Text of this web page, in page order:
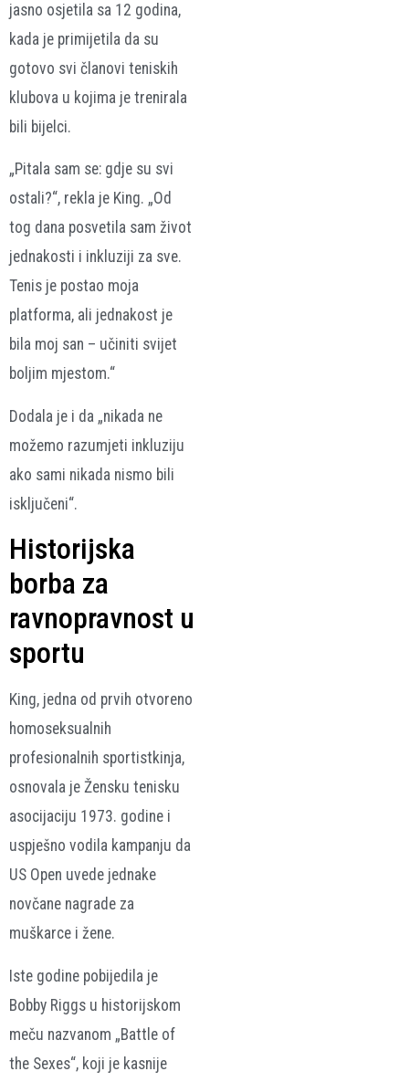
jasno osjetila sa 12 godina,
kada je primijetila da su
gotovo svi članovi teniskih
klubova u kojima je trenirala
bili bijelci.
„Pitala sam se: gdje su svi
ostali?“, rekla je King. „Od
tog dana posvetila sam život
jednakosti i inkluziji za sve.
Tenis je postao moja
platforma, ali jednakost je
bila moj san – učiniti svijet
boljim mjestom.“
Dodala je i da „nikada ne
možemo razumjeti inkluziju
ako sami nikada nismo bili
isključeni“.
Historijska
borba za
ravnopravnost u
sportu
King, jedna od prvih otvoreno
homoseksualnih
profesionalnih sportistkinja,
osnovala je Žensku tenisku
asocijaciju 1973. godine i
uspješno vodila kampanju da
US Open uvede jednake
novčane nagrade za
muškarce i žene.
Iste godine pobijedila je
Bobby Riggs u historijskom
meču nazvanom „Battle of
the Sexes“, koji je kasnije